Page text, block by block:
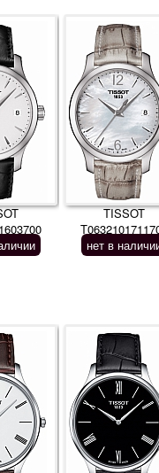
TISSOT
нет в